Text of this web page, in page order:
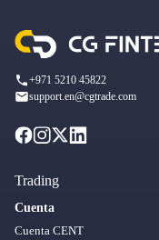
+971 5210 45822
support.en@cgtrade.com
Trading
Cuenta
Cuenta CENT